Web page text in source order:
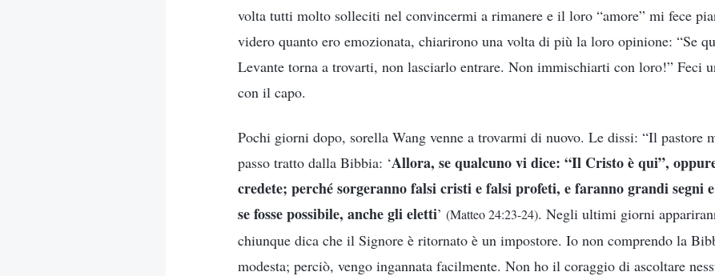
volta tutti molto solleciti nel convincermi a rimanere e il loro “amore” mi fece
videro quanto ero emozionata, chiarirono una volta di più la loro opinione: “Se
Levante torna a trovarti, non lasciarlo entrare. Non immischiarti con loro!” Feci
con il capo.
Pochi giorni dopo, sorella Wang venne a trovarmi di nuovo. Le dissi: “Il pastore
passo tratto dalla Bibbia: ‘Allora, se qualcuno vi dice: “Il Cristo è qui”,
credete; perché sorgeranno falsi cristi e falsi profeti, e faranno grandi segni
se fosse possibile, anche gli eletti’ (Matteo 24:23-24). Negli ultimi giorni
chiunque dica che il Signore è ritornato è un impostore. Io non comprendo la
modesta; perciò, vengo ingannata facilmente. Non ho il coraggio di ascoltare